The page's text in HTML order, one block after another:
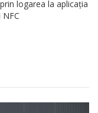
logarea la aplicația